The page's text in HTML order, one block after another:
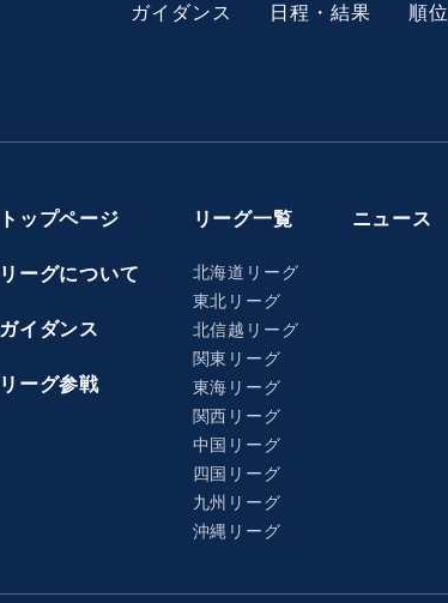
ガイダンス 日程・結果 順位
トップページ
リーグについて
ガイダンス
リーグ参戦
リーグ一覧
北海道リーグ
東北リーグ
北信越リーグ
関東リーグ
東海リーグ
関西リーグ
中国リーグ
四国リーグ
九州リーグ
沖縄リーグ
ニュース